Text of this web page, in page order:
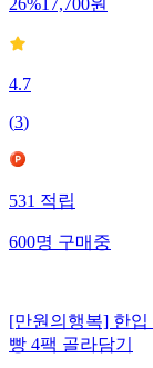
26%17,700원
4.7
(3)
531적립
600명구매중
[만원의행복] 한
빵 4팩 골라담기